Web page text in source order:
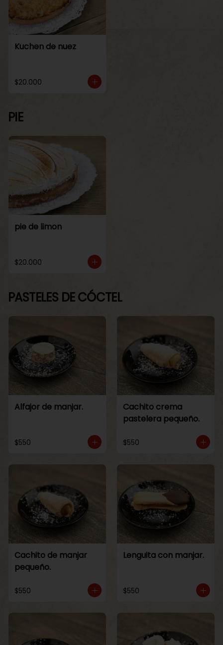
Kuchen de nuez
$20.000
PIE
pie de limon
$20.000
PASTELES DE CÓCTEL
Alfajor de manjar.
$550
Cachito crema
pastelera pequeño.
$550
Cachito de manjar
pequeño.
$550
Lenguita con manjar.
$550